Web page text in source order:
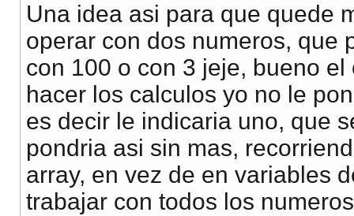
Una idea asi para que quede
operar con dos numeros, que
con 100 o con 3 jeje, bueno
hacer los calculos yo no le
es decir le indicaria uno, que
pondria asi sin mas,
array, en vez de en variables
trabajar con todos los